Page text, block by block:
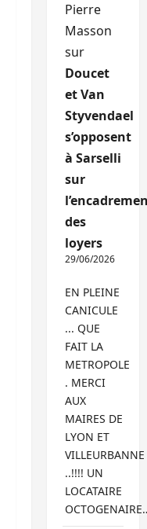
Pierre
Masson
sur
Doucet
et Van
Styvendael
s’opposent
à Sarselli
sur
des
loyers
29/06/2026
EN PLEINE
CANICULE
... QUE
FAIT LA
METROPOLE
. MERCI
AUX
MAIRES DE
LYON ET
VILLEURBANNE
..!!!! UN
LOCATAIRE